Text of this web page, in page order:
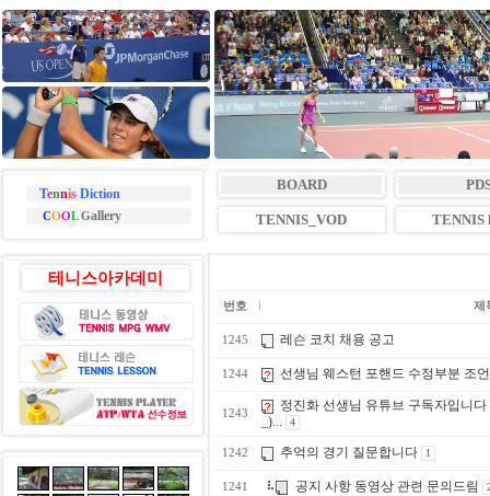
TennisDiction
COOLGallery
BOARD
TENNIS_VOD TENNIS
테니스아카데미
번호 제
1245 레슨 코치 채용 공고
1244 선생님 웨스턴 포핸드 수정부분 조
1243
정진화 선생님 유튜브 구독자입니
_)...
4
1242 추억의 경기 질문합니다 1
1241 공지 사항 동영상 관련 문의드림